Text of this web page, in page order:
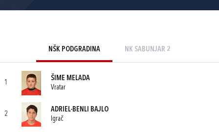
NŠK PODGRADINA NK SABUNJAR 2
1
ŠIME MELADA
Vratar
2
ADRIEL-BENLI BAJLO
Igrač